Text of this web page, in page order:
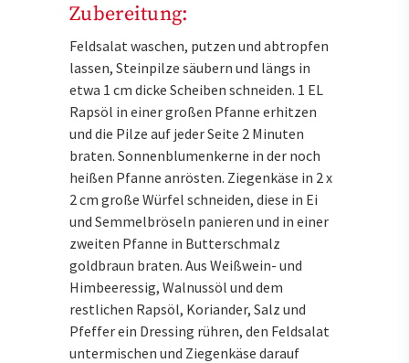
Zubereitung:
Feldsalat waschen, putzen und abtropfen
lassen, Steinpilze säubern und längs in
etwa 1 cm dicke Scheiben schneiden. 1 EL
Rapsöl in einer großen Pfanne erhitzen
und die Pilze auf jeder Seite 2 Minuten
braten. Sonnenblumenkerne in der noch
heißen Pfanne anrösten. Ziegenkäse in 2 x
2 cm große Würfel schneiden, diese in Ei
und Semmelbröseln panieren und in einer
zweiten Pfanne in Butterschmalz
goldbraun braten. Aus Weißwein- und
Himbeeressig, Walnussöl und dem
restlichen Rapsöl, Koriander, Salz und
Pfeffer ein Dressing rühren, den Feldsalat
untermischen und Ziegenkäse darauf